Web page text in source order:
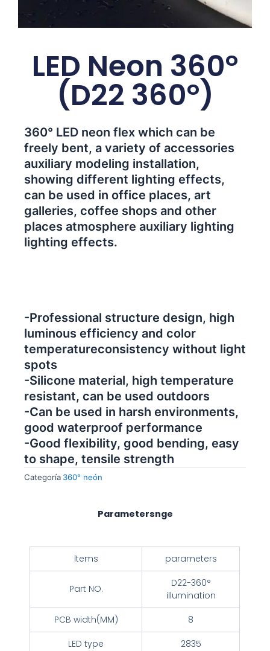
LED Neon 360°
(D22 360°)
360° LED neon flex which can be
freely bent, a variety of accessories
auxiliary modeling installation,
showing different lighting effects,
can be used in office places, art
galleries, coffee shops and other
places atmosphere auxiliary lighting
lighting effects.
-Professional structure design, high
luminous efficiency and color
temperatureconsistency without light
spots
-Silicone material, high temperature
resistant, can be used outdoors
-Can be used in harsh environments,
good waterproof performance
-Good flexibility, good bending, easy
to shape, tensile strength
Categoría 360° neón
Parametersnge
ltems parameters
Part NO.
D22-360°
illumination
PCB width(MM)
8
LED type
2835